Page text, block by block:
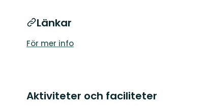
Länkar
För mer info
Aktiviteter och faciliteter